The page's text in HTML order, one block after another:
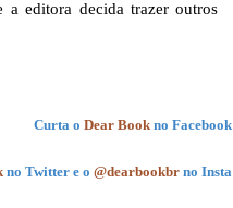
a editora decida trazer outros
Curta oDear Book no Facebook
no Twitter e o@dearbookbr no Insta